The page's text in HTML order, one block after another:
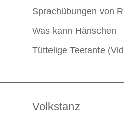
Sprachübungen von
Was kann Hänschen
Tüttelige Teetante
Volkstanz